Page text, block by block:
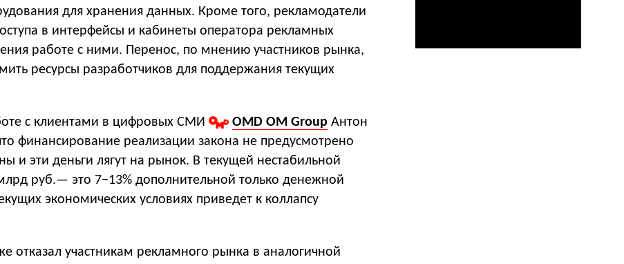
для хранения данных. Кроме того, рекламодатели
в интерфейсы и кабинеты оператора рекламных
работе с ними. Перенос, по мнению участников рынка,
ресурсы разработчиков для поддержания текущих
с клиентами в цифровых СМИ OMD OM Group Антон
финансирование реализации закона не предусмотрено
и эти деньги лягут на рынок. В текущей нестабильной
руб.— это 7−13% дополнительной только денежной
экономических условиях приведет к коллапсу
отказал участникам рекламного рынка в аналогичной